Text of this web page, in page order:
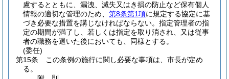
慮するとともに、漏洩、滅失又はき損の防止など保有個人
情報の適切な管理のため、 第8条第1項に規定する協定に基
づき必要な措置を講じなければならない。 指定管理者の指
定の期間が満了し、若しくは指定を取り消され、又は従事
者の職務を退いた後においても、同様とする。
(委任)
第15条
この条例の施行に関し必要な事項は、市長が定め
る。